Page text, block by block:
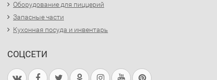
Оборудование для пиццерий
Запасные части
Кухонная посуда и инвентарь
СОЦСЕТИ